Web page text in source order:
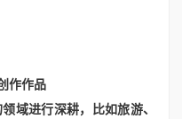
域进行深耕，比如旅游、